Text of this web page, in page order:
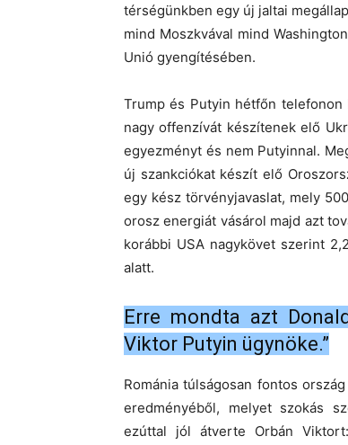
térségünkben egy új jaltai
mind Moszkvával mind
Unió gyengítésében.
Trump és Putyin hétfőn telefonon
nagy offenzívát készítenek elő
egyezményt és nem Putyinnal.
új szankciókat készít elő
egy kész törvényjavaslat, mely
orosz energiát vásárol majd azt
korábbi USA nagykövet szerint
alatt.
Erre mondta azt
Viktor Putyin ügynöke.”
Románia túlságosan fontos
eredményéből, melyet szokás
ezúttal jól átverte Orbán